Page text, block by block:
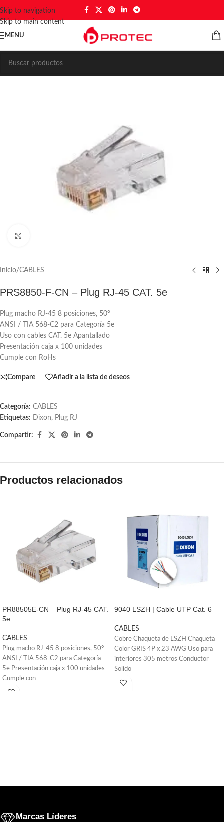
Skip to navigation
Skip to main content
MENU
Inicio/CABLES
PRS8850-F-CN – Plug RJ-45 CAT. 5e
Plug macho RJ-45 8 posiciones, 50°
ANSI / TIA 568-C2 para Categoría 5e
Uso con cables CAT. 5e Apantallado
Presentación caja x 100 unidades
Cumple con RoHs
Compare Añadir a la lista de deseos
Categoría: CABLES
Etiquetas: Dixon, Plug RJ
Compartir:
Productos relacionados
PR88505E-CN – Plug RJ-45 CAT.
5e
CABLES
Plug macho RJ-45 8 posiciones, 50°
ANSI / TIA 568-C2 para Categoría
5e Presentación caja x 100 unidades
Cumple con
9040 LSZH | Cable UTP Cat. 6
CABLES
Cobre Chaqueta de LSZH Chaqueta
Color GRIS 4P x 23 AWG Uso para
interiores 305 metros Conductor
Solido
Marcas Líderes